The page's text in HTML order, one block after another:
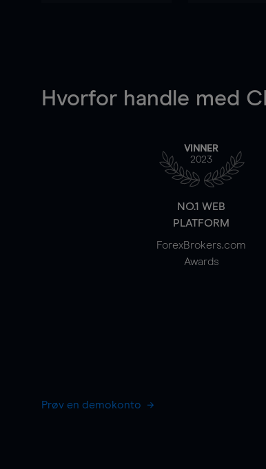
Hvorfor handle med
VINNER
2023
NO.1 WEB
PLATFORM
ForexBrokers.com
Awards
Prøv en demokonto